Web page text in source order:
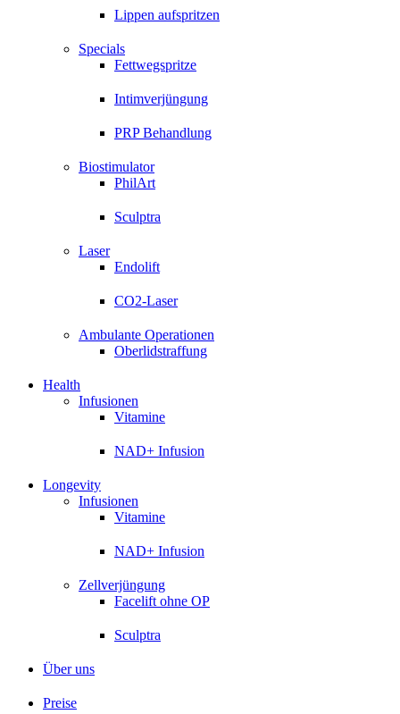
Lippen aufspritzen
Specials
Fettwegspritze
Intimverjüngung
PRP Behandlung
Biostimulator
PhilArt
Sculptra
Laser
Endolift
CO2-Laser
Ambulante Operationen
Oberlidstraffung
Health
Infusionen
Vitamine
NAD+ Infusion
Longevity
Infusionen
Vitamine
NAD+ Infusion
Zellverjüngung
Facelift ohne OP
Sculptra
Über uns
Preise